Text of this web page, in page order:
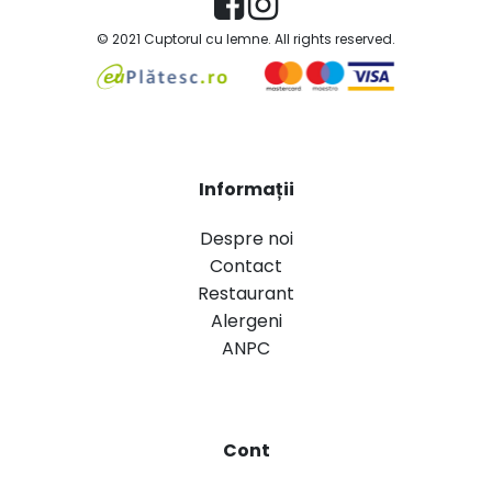
© 2021 Cuptorul cu lemne. All rights reserved.
Informații
Despre noi
Contact
Restaurant
Alergeni
ANPC
Cont